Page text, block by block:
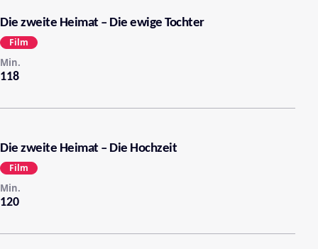
Die zweite Heimat – Die ewige Tochter
118
Min.
Film
Die zweite Heimat – Die Hochzeit
120
Min.
Film